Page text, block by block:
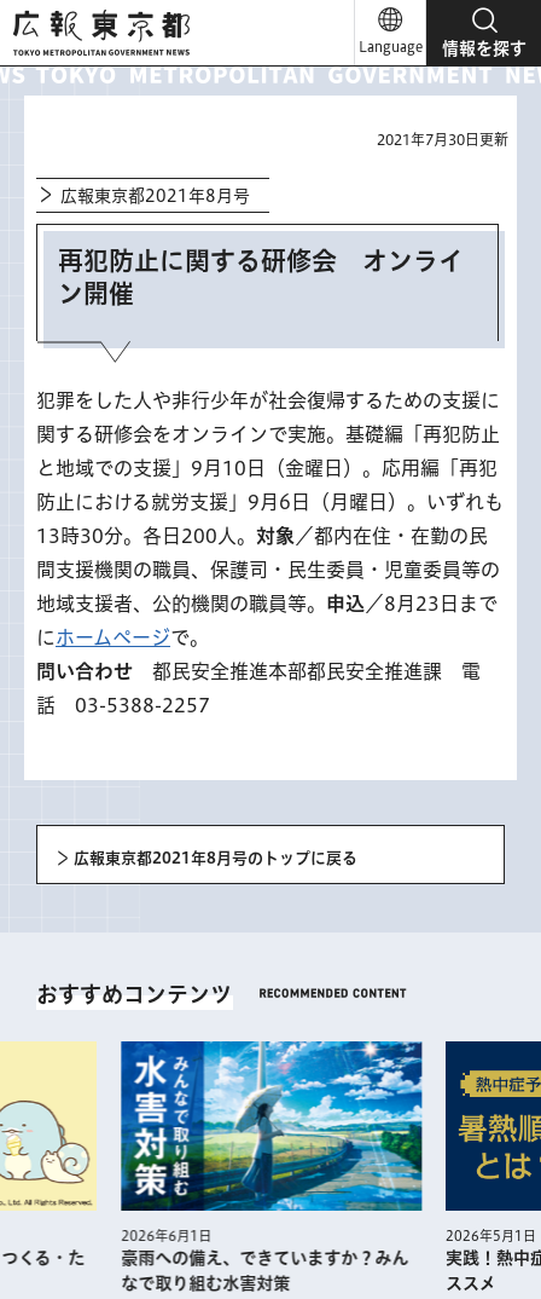
広報東京都
Language 情報を探す
2021年7月30日更新
広報東京都2021年8月号
再犯防止に関する研修会 オンライ
ン開催
犯罪をした人や非行少年が社会復帰するための支援に
関する研修会をオンラインで実施。基礎編「再犯防止
と地域での支援」9月10日（金曜日）。応用編「再犯
防止における就労支援」9月6日（月曜日）。いずれも
13時30分。各日200人。 対象 ／都内在住・在勤の民
間支援機関の職員、保護司・民生委員・児童委員等の
地域支援者、公的機関の職員等。
申込 ／8月23日まで
に ホームページで。
問い合わせ 都民安全推進本部都民安全推進課 電
話 03-5388-2257
広報東京都2021年8月号のトップに戻る
おすすめコンテンツ
くる・た
2026年6月1日
豪雨への備え、できていますか？みん
なで取り組む水害対策
2026年5月1日
実践！熱中
ススメ